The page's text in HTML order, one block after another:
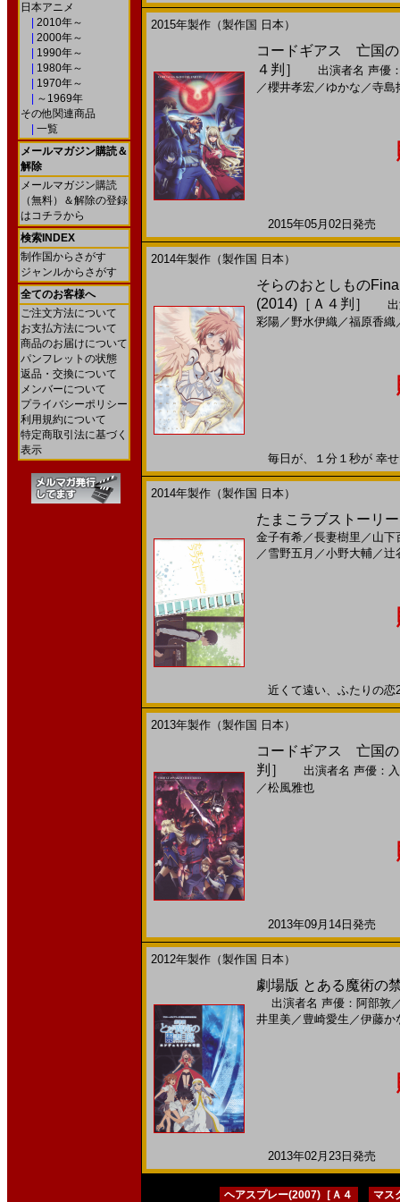
日本アニメ
2010年～
2000年～
1990年～
1980年～
1970年～
～1969年
その他関連商品
一覧
メールマガジン購読＆
解除
メールマガジン購読
（無料）＆解除の登録
はコチラから
検索INDEX
制作国からさがす
ジャンルからさがす
全てのお客様へ
ご注文方法について
お支払方法について
商品のお届けについて
パンフレットの状態
返品・交換について
メンバーについて
プライバシーポリシー
利用規約について
特定商取引法に基づく
表示
2015年製作（製作国 日本）
コードギアス 亡国
４判］
出演者名 声優
／櫻井孝宏／ゆかな ／寺島
2015年05月02日発売
2014年製作（製作国 日本）
そらのおとしもの
(2014)［Ａ４判］
出
彩陽／ 野水伊織／福原香織
毎日が、１分１秒が 幸
2014年製作（製作国 日本）
たまこラブストーリ
金子有希／長妻樹里 ／ 山下
／ 雪野五月 ／小野大輔／辻
近くて遠い、ふたりの
2013年製作（製作国 日本）
コードギアス 亡国
判］
出演者名 声優：
／松風雅也
2013年09月14日発売
2012年製作（製作国 日本）
劇場版 とある魔術の
出演者名 声優：阿部敦
井里美／ 豊崎愛生 ／伊藤か
2013年02月23日発売
ヘアスプレー(2007)［Ａ４
マス